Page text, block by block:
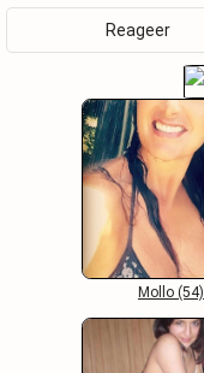
Reageer
Mollo (54)